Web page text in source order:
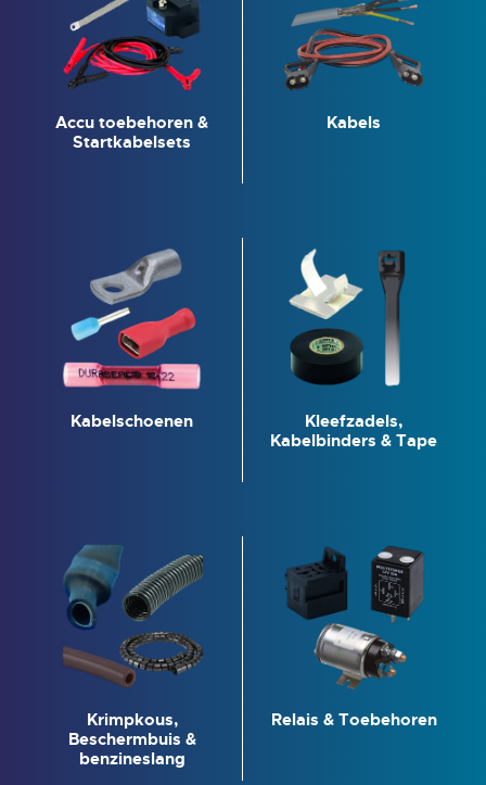
Accu toebehoren &
Startkabelsets
Kabels
Kabelschoenen
Kleefzadels,
Kabelbinders & Tape
Krimpkous,
Beschermbuis &
benzineslang
Relais & Toebehoren